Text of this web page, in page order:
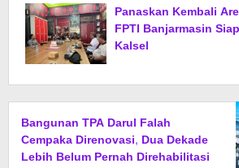
Panaskan Kembali
FPTI Banjarmasin
Kalsel
Bangunan TPA Darul Falah
Cempaka Direnovasi, Dua Dekade
Lebih Belum Pernah Direhabilitasi